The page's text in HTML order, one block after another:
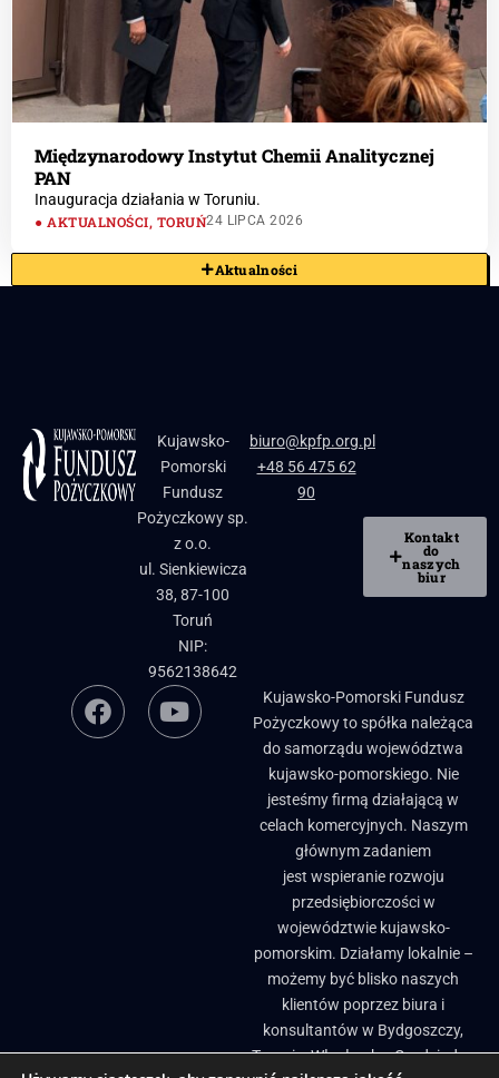
Międzynarodowy Instytut Chemii Analitycznej
PAN
Inauguracja działania w Toruniu.
AKTUALNOŚCI, TORUŃ24 LIPCA 2026
Aktualności
Kujawsko-
Pomorski
Fundusz
Pożyczkowy sp.
z o.o.
ul. Sienkiewicza
38, 87-100
Toruń
NIP:
9562138642
biuro@kpfp.org.pl
+48 56 475 62
90
Kontakt
do
naszych
biur
Kujawsko-Pomorski Fundusz
Pożyczkowy to spółka należąca
do samorządu województwa
kujawsko-pomorskiego. Nie
jesteśmy firmą działającą w
celach komercyjnych. Naszym
głównym zadaniem
jest wspieranie rozwoju
przedsiębiorczości w
województwie kujawsko-
pomorskim. Działamy lokalnie –
możemy być blisko naszych
klientów poprzez biura i
konsultantów w Bydgoszczy,
Toruniu, Włocławku, Grudziądzu